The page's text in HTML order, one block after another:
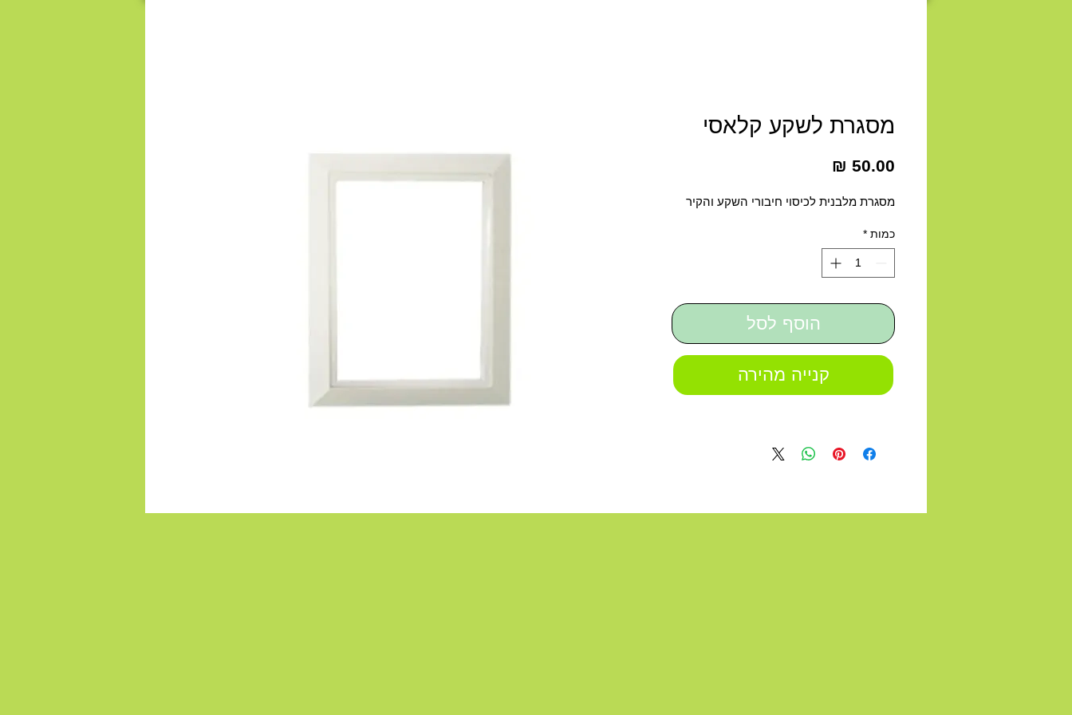
מסגרת לשקע קלאסי
מסגרת מלבנית לכיסוי חיבורי השקע והקיר
כמות *
הוסף לסל
קנייה מהירה